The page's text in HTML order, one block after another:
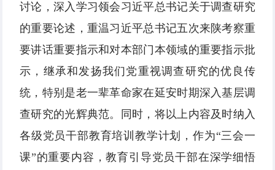
讨论，深入学习领会习近平总书记关于调查研究
的重要论述，重温习近平总书记五次来陕考察重
要讲话重要指示和对本部门本领域的重要指示批
示，继承和发扬我们党重视调查研究的优良传
统，特别是老一辈革命家在延安时期深入基层调
查研究的光辉典范。同时，将以上内容及时纳入
各级党员干部教育培训教学计划，作为“三会一
课”的重要内容，教育引导党员干部在深学细悟